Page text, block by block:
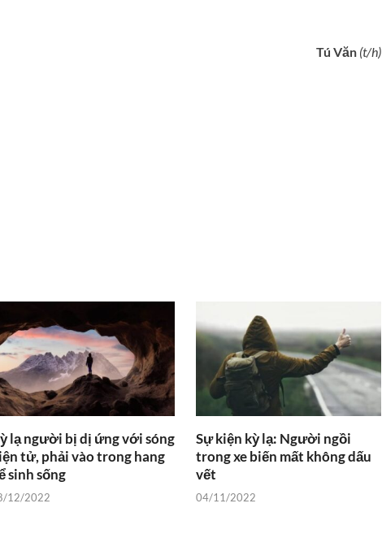
Tú Văn (t/h)
lạ người bị dị ứng với sóng
tử, phải vào trong hang
sinh sống
12/2022
Sự kiện kỳ lạ: Người ngồi
trong xe biến mất không dấu
vết
04/11/2022